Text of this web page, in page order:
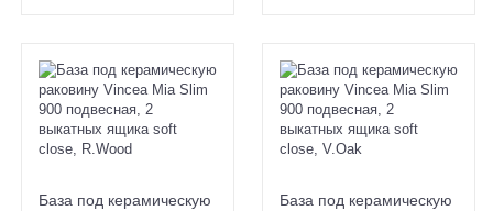
База под керамическую
База под керамическую